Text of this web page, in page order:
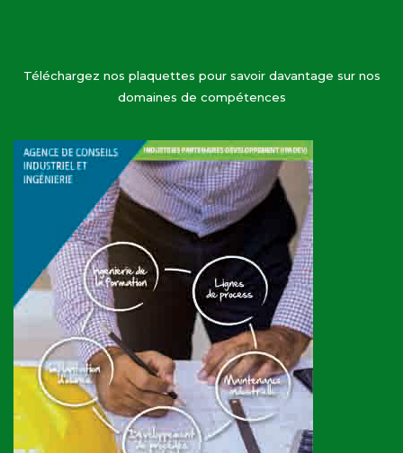
Téléchargez nos plaquettes pour savoir davantage sur nos
domaines de compétences